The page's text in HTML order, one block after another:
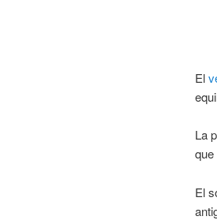
El
La
El